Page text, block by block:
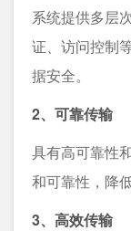
系统提供多层
证、访问控制
据安全。
2、可靠传输
具有高可靠性
和可靠性，降
3、高效传输